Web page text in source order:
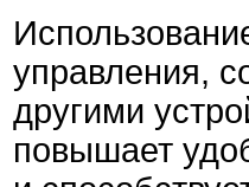
управления,
другими
повышает